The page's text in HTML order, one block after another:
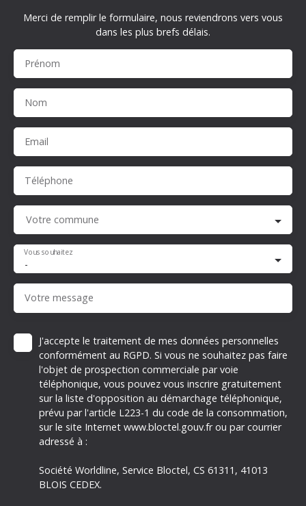
Merci de remplir le formulaire, nous reviendrons vers vous
dans les plus brefs délais.
Prénom
Nom
Email
Téléphone
Votre commune
-
Vous souhaitez
Votre message
J'accepte le traitement de mes données personnelles
conformément au RGPD. Si vous ne souhaitez pas faire
l'objet de prospection commerciale par voie
téléphonique, vous pouvez vous inscrire gratuitement
sur la liste d'opposition au démarchage téléphonique,
prévu par l'article L223-1 du code de la consommation,
sur le site Internet www.bloctel.gouv.fr ou par courrier
adressé à :
Société Worldline, Service Bloctel, CS 61311, 41013
BLOIS CEDEX.